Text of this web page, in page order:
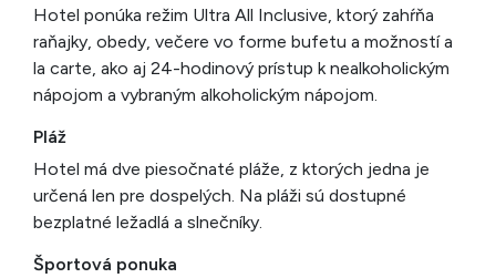
Hotel ponúka režim Ultra All Inclusive, ktorý zahŕňa
raňajky, obedy, večere vo forme bufetu a možností a
la carte, ako aj 24-hodinový prístup k nealkoholickým
nápojom a vybraným alkoholickým nápojom.
Pláž
Hotel má dve piesočnaté pláže, z ktorých jedna je
určená len pre dospelých. Na pláži sú dostupné
bezplatné ležadlá a slnečníky.
Športová ponuka